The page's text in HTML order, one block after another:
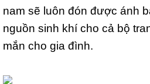
nam sẽ luôn đón được ánh
nguồn sinh khí cho cả bộ
mắn cho gia đình.